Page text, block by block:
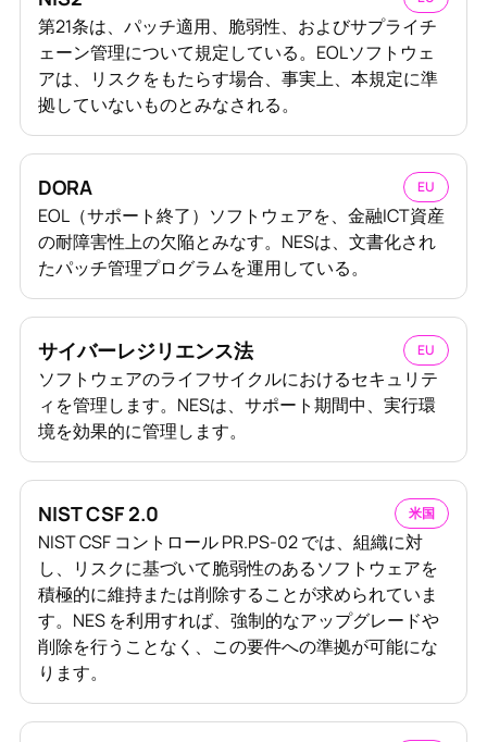
第21条は、パッチ適用、脆弱性、およびサプライチ
ェーン管理について規定している。EOLソフトウェ
アは、リスクをもたらす場合、事実上、本規定に準
拠していないものとみなされる。
DORA EU
EOL（サポート終了）ソフトウェアを、金融ICT資産
の耐障害性上の欠陥とみなす。NESは、文書化され
たパッチ管理プログラムを運用している。
サイバーレジリエンス法 EU
ソフトウェアのライフサイクルにおけるセキュリテ
ィを管理します。NESは、サポート期間中、実行環
境を効果的に管理します。
NIST CSF 2.0 米国
NIST CSF コントロール PR.PS-02 では、組織に対
し、リスクに基づいて脆弱性のあるソフトウェアを
積極的に維持または削除することが求められていま
す。NES を利用すれば、強制的なアップグレードや
削除を行うことなく、この要件への準拠が可能にな
ります。